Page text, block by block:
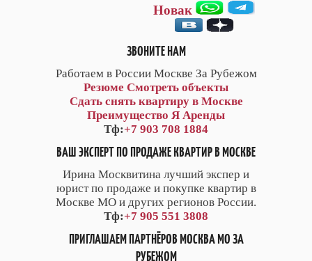
Новак
ЗВОНИТЕ НАМ
Работаем в России Москве За Рубежом
Резюме Смотреть объекты
Сдать снять квартиру в Москве
Преимущество Я Аренды
Тф:+7 903 708 1884
ВАШ ЭКСПЕРТ ПО ПРОДАЖЕ КВАРТИР В МОСКВЕ
Ирина Москвитина лучший экспер и
юрист по продаже и покупке квартир в
Москве МО и других регионов России.
Тф:+7 905 551 3808
ПРИГЛАШАЕМ ПАРТНЁРОВ МОСКВА МО ЗА
РУБЕЖОМ